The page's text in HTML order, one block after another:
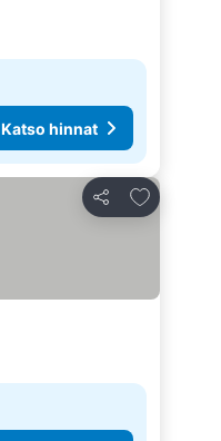
Katso hinnat
Jaa
Lisää